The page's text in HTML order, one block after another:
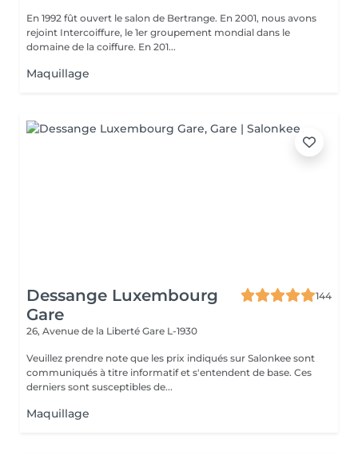
En 1992 fût ouvert le salon de Bertrange. En 2001, nous avons
rejoint Intercoiffure, le 1er groupement mondial dans le
domaine de la coiffure. En 201...
Maquillage
Dessange Luxembourg
Gare
144
26, Avenue de la Liberté Gare L-1930
Veuillez prendre note que les prix indiqués sur Salonkee sont
communiqués à titre informatif et s'entendent de base. Ces
derniers sont susceptibles de...
Maquillage